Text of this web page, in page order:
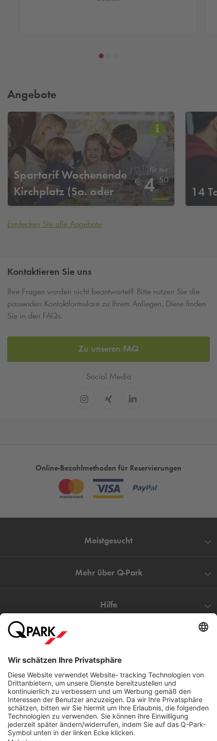
Angebote
Spartarif Wochenende
Kirchplatz (Sa. oder
So.)
für nur
€ 4,50
14
Entdecken Sie alle Angebote
Kontaktieren Sie uns
Ihre Fragen wurden nicht beantwortet? Bitte nutzen Sie die
passenden Kontaktformulare zu Ihrem Anliegen. Diese finden
Sie in den FAQs.
Zu unseren FAQ
Social Media
Online-Bezahlmethoden für Reservierungen
Meistgesucht
Mehr über Q-Park
Hilfe